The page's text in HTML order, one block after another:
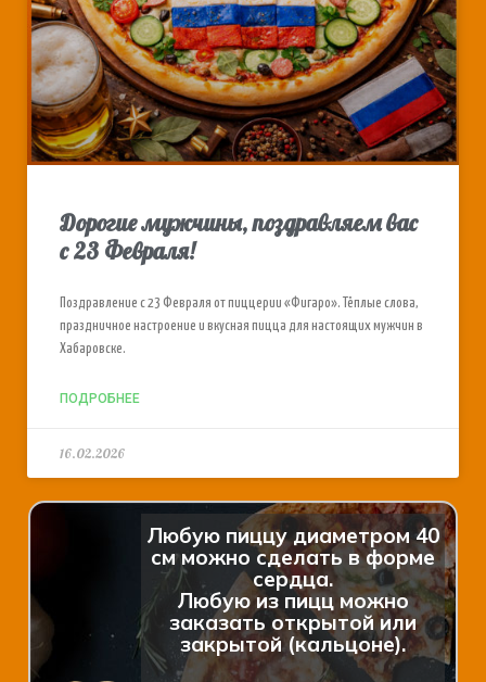
Дорогие мужчины, поздравляем вас
с 23 Февраля!
Поздравление с 23 Февраля от пиццерии «Фигаро». Тёплые слова,
праздничное настроение и вкусная пицца для настоящих мужчин в
Хабаровске.
ПОДРОБНЕЕ
16.02.2026
Любую пиццу диаметром 40
см можно сделать в форме
сердца.
Любую из пицц можно
заказать открытой или
закрытой (кальцоне).